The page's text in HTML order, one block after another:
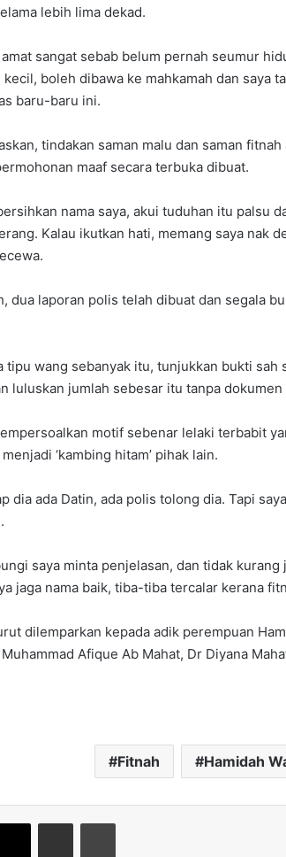
lebih lima dekad.
sangat sebab belum pernah seumur
kecil, boleh dibawa ke mahkamah dan saya
baru-baru ini.
tindakan saman malu dan saman
maaf secara terbuka dibuat.
nama saya, akui tuduhan itu palsu
Kalau ikutkan hati, memang saya nak
dua laporan polis telah dibuat dan segala
tipu wang sebanyak itu, tunjukkan bukti
luluskan jumlah sebesar itu tanpa
motif sebenar lelaki terbabit
‘kambing hitam’ pihak lain.
dia ada Datin, ada polis tolong dia. Tapi
saya minta penjelasan, dan tidak
jaga nama baik, tiba-tiba tercalar kerana
dilemparkan kepada adik perempuan
Afique Ab Mahat, Dr Diyana
Fitnah Hamidah
X Share via Email Print